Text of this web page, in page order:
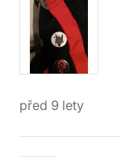
před 9 lety